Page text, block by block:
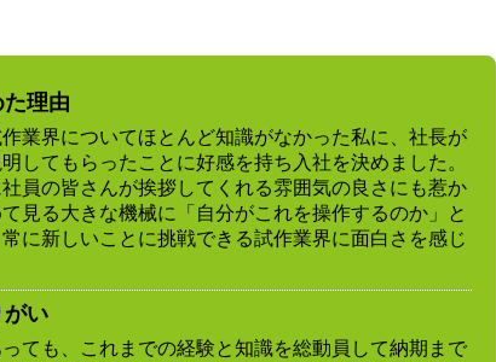
理由
業界についてほとんど知識がなかった私に、社長が
してもらったことに好感を持ち入社を決めました。
員の皆さんが挨拶してくれる雰囲気の良さにも惹か
見る大きな機械に「自分がこれを操作するのか」と
に新しいことに挑戦できる試作業界に面白さを感じ
がい
ても、これまでの経験と知識を総動員して納期まで